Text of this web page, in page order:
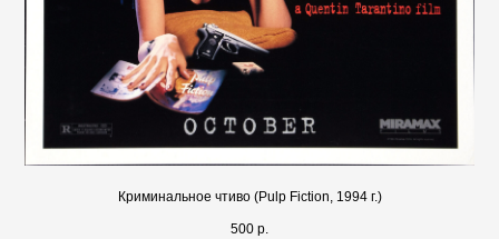
Криминальное чтиво (Pulp Fiction, 1994 г.)
500 р.